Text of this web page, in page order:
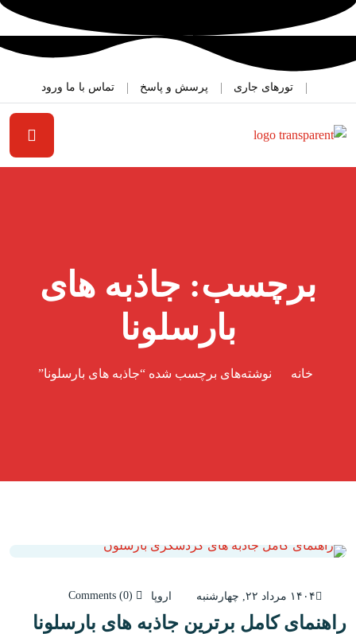
تورهای جاری پرسش و پاسخ تماس با ما ورود
برچسب: جاذبه های
بارسلونا
خانه نوشته‌های برچسب شده “جاذبه های بارسلونا”
۱۴۰۴ مرداد ۲۲, چهارشنبه اروپا
راهنمای کامل برترین جاذبه‌ های بارسلونا